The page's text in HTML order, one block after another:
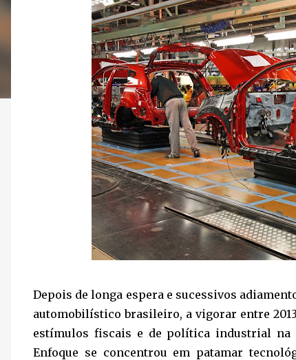
Depois de longa espera e sucessivos
automobilístico brasileiro, a vigorar entre
estímulos fiscais e de política industrial na
Enfoque se concentrou em patamar